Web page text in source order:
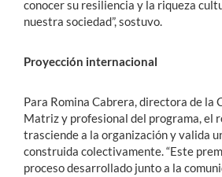
conocer su resiliencia y la riqueza
nuestra sociedad”, sostuvo.
Proyección internacional
Para Romina Cabrera, directora de la
Matriz y profesional del programa, el
trasciende a la organización y valida
construida colectivamente. “Este
proceso desarrollado junto a la